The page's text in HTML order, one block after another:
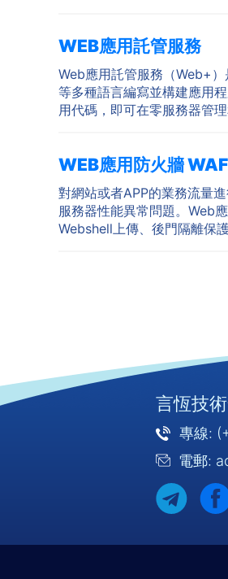
WEB應用託管服務
Web應用託管服務（Web+
等多種語言編寫並構建應用
用代碼，即可在零服務器管理
WEB應用防火牆 WAF
對網站或者APP的業務流量
服務器性能異常問題。Web
Webshell上傳、後門隔離保
言恆技
專線:
電郵: